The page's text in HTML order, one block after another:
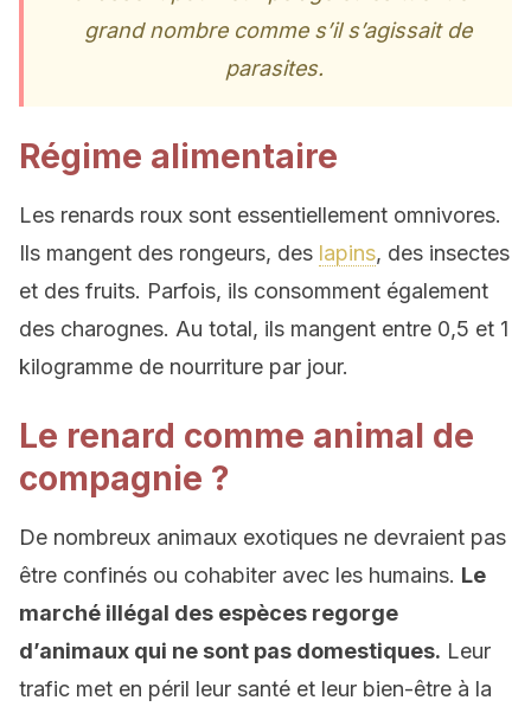
grand nombre comme s’il s’agissait de
parasites.
Régime alimentaire
Les renards roux sont essentiellement omnivores.
Ils mangent des rongeurs, des lapins, des insectes
et des fruits. Parfois, ils consomment également
des charognes. Au total, ils mangent entre 0,5 et 1
kilogramme de nourriture par jour.
Le renard comme animal de
compagnie ?
De nombreux animaux exotiques ne devraient pas
être confinés ou cohabiter avec les humains. Le
marché illégal des espèces regorge
d’animaux qui ne sont pas domestiques. Leur
trafic met en péril leur santé et leur bien-être à la